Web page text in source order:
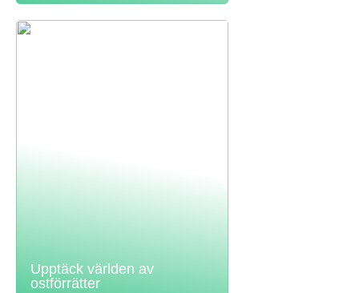
Upptäck världen av
ostförrätter